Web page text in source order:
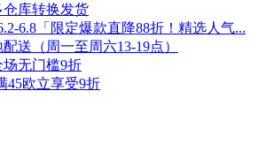
仓库转换发货
6.8「限定爆款直降88折！精选人气...
送（周一至周六13-19点）
场无门槛9折
45欧立享受9折